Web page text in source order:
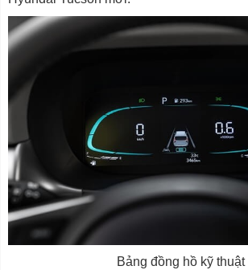
Bảng đồng hồ kỹ thuật